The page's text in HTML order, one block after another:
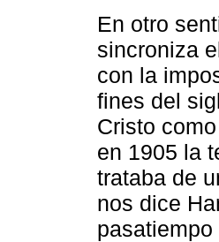
En otro
sincroniza
con la
fines del
Cristo
en 1905 la
trataba de
nos dice
pasatiempo